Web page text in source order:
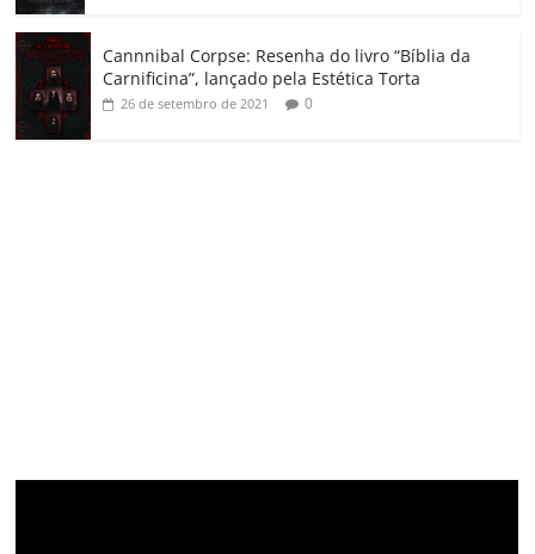
Cannnibal Corpse: Resenha do livro “Bíblia da
Carnificina”, lançado pela Estética Torta
26 de setembro de 2021 0